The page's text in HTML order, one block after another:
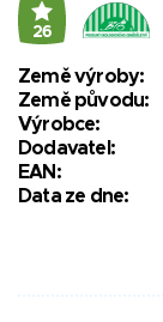
26
Země výroby:
Země původu:
Výrobce:
Dodavatel:
EAN:
Data ze dne: